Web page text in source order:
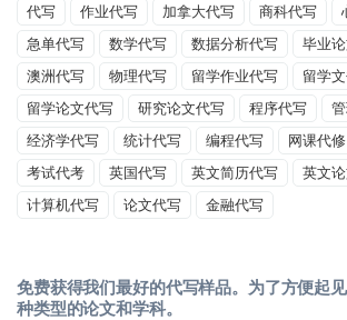
代写
作业代写 加拿大代写 商科代写
急单代写
数学代写 数据分析代写
毕业
澳洲代写
物理代写 留学作业代写
留学
留学论文代写
研究论文代写 程序代写
经济学代写
统计代写 编程代写 网课代修
考试代考
英国代写 英文简历代写
英文
计算机代写
论文代写 金融代写
免费获得我们最好的代写样品。为了方便起
种类型的论文和学科。